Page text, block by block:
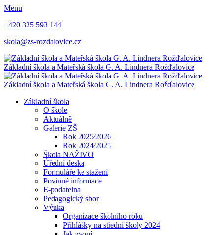
Menu
+420 325 593 144
skola@zs-rozdalovice.cz
Základní škola a Mateřská škola G. A. Lindnera Rožďalovice
Základní škola a Mateřská škola G. A. Lindnera Rožďalovice
Základní škola
O škole
Aktuálně
Galerie ZŠ
Rok 2025⁄2026
Rok 2024⁄2025
Škola NAŽIVO
Úřední deska
Formuláře ke stažení
Povinné informace
E-podatelna
Pedagogický sbor
Výuka
Organizace školního roku
Přihlášky na střední školy 2024